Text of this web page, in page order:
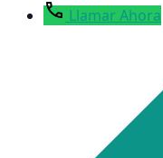
Llamar Ahora